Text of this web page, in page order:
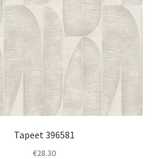
Tapeet 396581
€28.30